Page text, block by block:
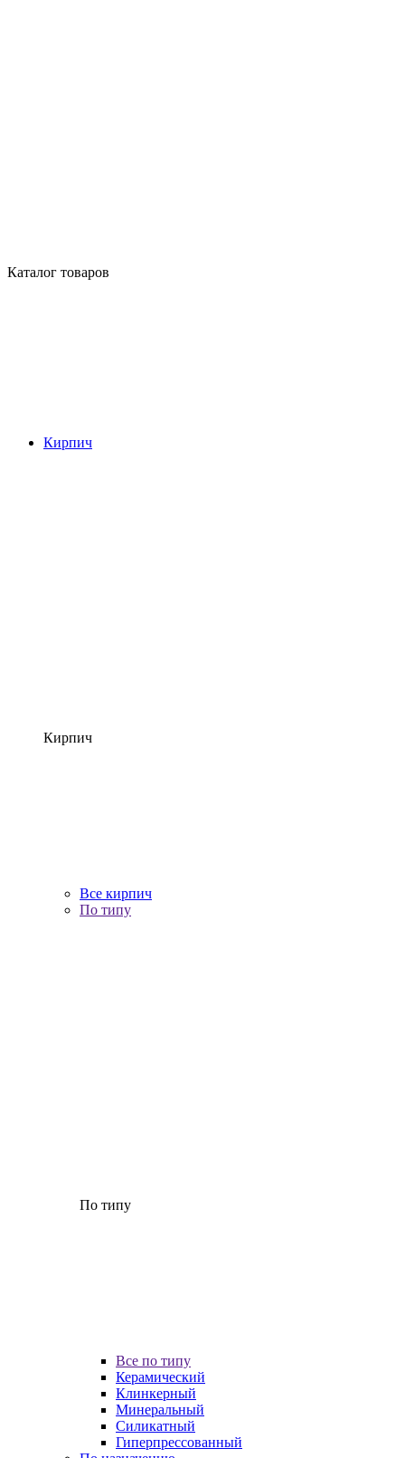
Каталог товаров
Кирпич
Кирпич
Все кирпич
По типу
По типу
Все по типу
Керамический
Клинкерный
Минеральный
Силикатный
Гиперпрессованный